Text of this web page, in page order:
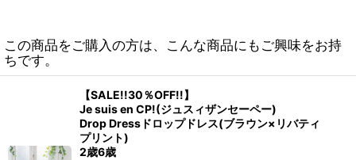
この商品をご購入の方は、こんな商品にもご興味をお持
ちです。
【SALE!!30％OFF!!】
Je suis en CP!(ジュスィザンセーペー)
Drop Dressドロップドレス(ブラウン×リバティ
プリント)
2歳6歳